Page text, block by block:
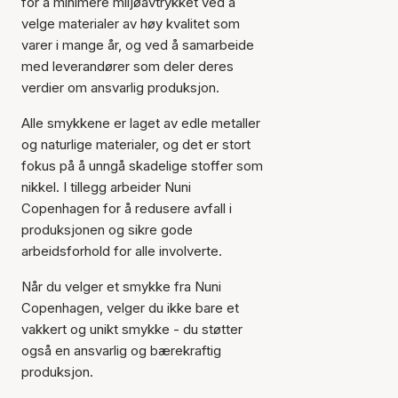
velge materialer av høy kvalitet som
varer i mange år, og ved å samarbeide
med leverandører som deler deres
verdier om ansvarlig produksjon.
Alle smykkene er laget av edle metaller
og naturlige materialer, og det er stort
fokus på å unngå skadelige stoffer som
nikkel. I tillegg arbeider Nuni
Copenhagen for å redusere avfall i
produksjonen og sikre gode
arbeidsforhold for alle involverte.
Når du velger et smykke fra Nuni
Copenhagen, velger du ikke bare et
vakkert og unikt smykke - du støtter
også en ansvarlig og bærekraftig
produksjon.